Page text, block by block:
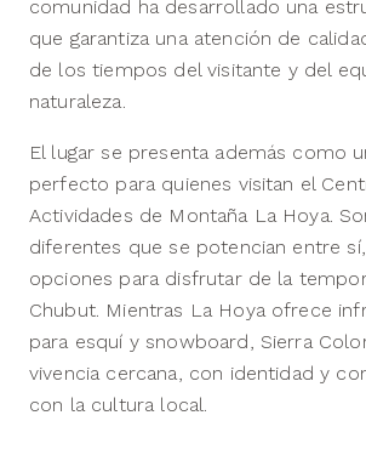
comunidad ha desarrollado una
que garantiza una atención de
de los tiempos del visitante y del
naturaleza.
El lugar se presenta además como
perfecto para quienes visitan el
Actividades de Montaña La Hoya.
diferentes que se potencian entre
opciones para disfrutar de la
Chubut. Mientras La Hoya ofrece
para esquí y snowboard, Sierra
vivencia cercana, con identidad y
con la cultura local.